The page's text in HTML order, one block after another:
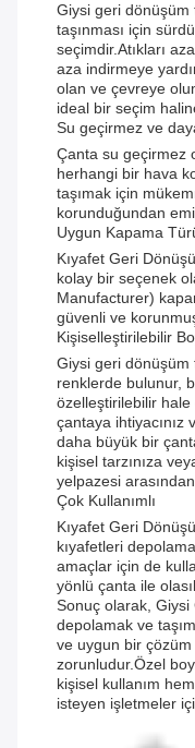
Giysi geri dönüşüm
taşınması için
seçimdir.Atıkları
aza indirmeye
olan ve çevreye
ideal bir seçim
Su geçirmez ve
Çanta su geçirmez
herhangi bir hava
taşımak için
korunduğundan
Uygun Kapama
Kıyafet Geri
kolay bir seçenek
Manufacturer)
güvenli ve
Kişiselleştirilebilir
Giysi geri dönüşüm
renklerde bulunur,
özelleştirilebilir hale
çantaya ihtiyacınız
daha büyük bir
kişisel tarzınıza
yelpazesi
Çok Kullanımlı
Kıyafet Geri
kıyafetleri
amaçlar için de
yönlü çanta ile
Sonuç olarak, Giysi
depolamak ve
ve uygun bir
zorunludur.Özel
kişisel kullanım
isteyen işletmeler